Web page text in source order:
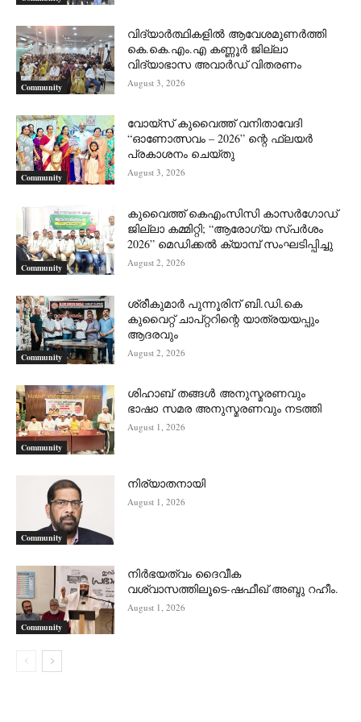
Community
വിദ്യാർത്ഥികളിൽ ആവേശമുണർത്തി
കെ.കെ.എം.എ കണ്ണൂർ ജില്ലാ
വിദ്യാഭാസ അവാർഡ് വിതരണം
August 3, 2026
Community
വോയ്സ് കുവൈത്ത് വനിതാവേദി
“ഓണോത്സവം – 2026” ന്റെ ഫ്ലയർ
പ്രകാശനം ചെയ്തു
August 3, 2026
Community
കുവൈത്ത് കെഎംസിസി കാസർഗോഡ്
ജില്ലാ കമ്മിറ്റി; “ആരോഗ്യ സ്പർശം
2026” മെഡിക്കൽ ക്യാമ്പ് സംഘടിപ്പിച്ചു
August 2, 2026
Community
ശ്രീകുമാർ പുന്നൂരിന് ബി.ഡി.കെ
കുവൈറ്റ് ചാപ്റ്ററിന്റെ യാത്രയയപ്പും
ആദരവും
August 2, 2026
Community
ശിഹാബ് തങ്ങൾ അനുസ്മരണവും
ഭാഷാ സമര അനുസ്മരണവും നടത്തി
August 1, 2026
Community
നിര്യാതനായി
August 1, 2026
Community
നിർഭയത്വം ദൈവീക
വശ്വാസത്തിലൂടെ-ഷഫീഖ് അബ്ദു റഹീം.
August 1, 2026